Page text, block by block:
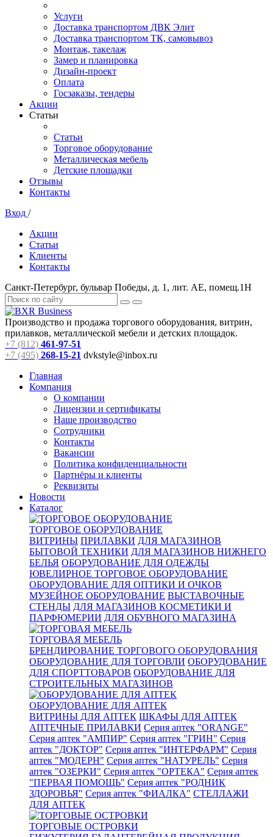
Услуги
Доставка транспортом ДВК Элит
Доставка транспортом ТК, самовывоз
Монтаж, такелаж
Замер и планировка
Дизайн-проект
Оплата
Госзаказы, тендеры
Акции
Статьи
Статьи
Торговое оборудование
Металлическая мебель
Детские площадки
Отзывы
Контакты
Вход /
Акции
Статьи
Клиенты
Контакты
Санкт-Петербург, бульвар Победы, д. 1, лит. АЕ, помещ.1Н
Производство и продажа торгового оборудования, витрин,
прилавков, металлической мебели и детских площадок.
+7 (812) 461-97-51
+7 (495) 268-15-21 dvkstyle@inbox.ru
Главная
Компания
О компании
Лицензии и сертификаты
Наше производство
Сотрудники
Контакты
Вакансии
Политика конфиденциальности
Партнёры и клиенты
Реквизиты
Новости
Каталог
ТОРГОВОЕ ОБОРУДОВАНИЕ
ВИТРИНЫ ПРИЛАВКИ ДЛЯ МАГАЗИНОВ
БЫТОВОЙ ТЕХНИКИ ДЛЯ МАГАЗИНОВ НИЖНЕГО
БЕЛЬЯ ОБОРУДОВАНИЕ ДЛЯ ОДЕЖДЫ
ЮВЕЛИРНОЕ ТОРГОВОЕ ОБОРУДОВАНИЕ
ОБОРУДОВАНИЕ ДЛЯ ОПТИКИ И ОЧКОВ
МУЗЕЙНОЕ ОБОРУДОВАНИЕ ВЫСТАВОЧНЫЕ
СТЕНДЫ ДЛЯ МАГАЗИНОВ КОСМЕТИКИ И
ПАРФЮМЕРИИ ДЛЯ ОБУВНОГО МАГАЗИНА
ТОРГОВАЯ МЕБЕЛЬ
БРЕНДИРОВАНИЕ ТОРГОВОГО ОБОРУДОВАНИЯ
ОБОРУДОВАНИЕ ДЛЯ ТОРГОВЛИ ОБОРУДОВАНИЕ
ДЛЯ СПОРТТОВАРОВ ОБОРУДОВАНИЕ ДЛЯ
СТРОИТЕЛЬНЫХ МАГАЗИНОВ
ОБОРУДОВАНИЕ ДЛЯ АПТЕК
ВИТРИНЫ ДЛЯ АПТЕК ШКАФЫ ДЛЯ АПТЕК
АПТЕЧНЫЕ ПРИЛАВКИ Серия аптек "ORANGE"
Серия аптек "АМПИР" Серия аптек "ГРИН" Серия
аптек "ДОКТОР" Серия аптек "ИНТЕРФАРМ" Серия
аптек "МОДЕРН" Серия аптек "НАТУРЕЛЬ" Серия
аптек "ОЗЕРКИ" Серия аптек "ОРТЕКА" Серия аптек
"ПЕРВАЯ ПОМОЩЬ" Серия аптек "РОДНИК
ЗДОРОВЬЯ" Серия аптек "ФИАЛКА" СТЕЛЛАЖИ
ДЛЯ АПТЕК
ТОРГОВЫЕ ОСТРОВКИ